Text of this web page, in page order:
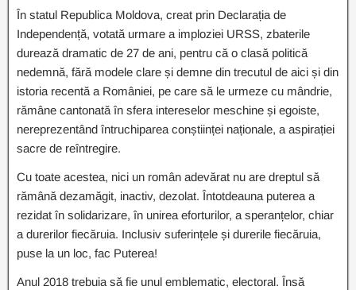
În statul Republica Moldova, creat prin Declarația de
Independență, votată urmare a imploziei URSS, zbaterile
durează dramatic de 27 de ani, pentru că o clasă politică
nedemnă, fără modele clare și demne din trecutul de aici și din
istoria recentă a României, pe care să le urmeze cu mândrie,
rămâne cantonată în sfera intereselor meschine și egoiste,
nereprezentând întruchiparea conștiinței naționale, a aspirației
sacre de reîntregire.
Cu toate acestea, nici un român adevărat nu are dreptul să
rămână dezamăgit, inactiv, dezolat. Întotdeauna puterea a
rezidat în solidarizare, în unirea eforturilor, a speranțelor, chiar
a durerilor fiecăruia. Inclusiv suferințele și durerile fiecăruia,
puse la un loc, fac Puterea!
Anul 2018 trebuia să fie unul emblematic, electoral. Însă